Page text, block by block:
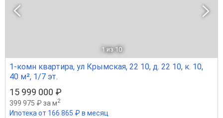
1 из 10
1-комн квартира, ул Крымская, 22 10, д. 22 10, к. 10,
40 м², 1/7 эт.
15 999 000 ₽
399 975 ₽ за м2
Ипотека от 166 865 ₽ в месяц